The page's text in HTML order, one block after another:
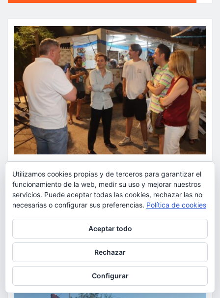
ACTUALIDAD FIESTAS OCIO
La Cabra honra la tradición del
rossejat torrentí en una de las
noches más emblemáticas de
Ago 7, 2026
Utilizamos cookies propias y de terceros para garantizar el
funcionamiento de la web, medir su uso y mejorar nuestros
servicios. Puede aceptar todas las cookies, rechazar las no
necesarias o configurar sus preferencias. Política de cookies
Aceptar todo
Rechazar
Configurar
Para obtener más información, incluido cómo gestionar las cookies,